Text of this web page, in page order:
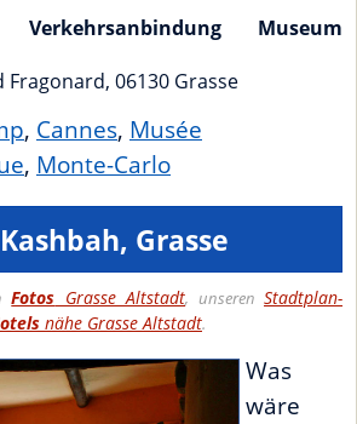
Museum
Fragonard, 06130 Grasse
, Cannes, Musée
, Monte-Carlo
Grasse
Fotos Grasse Altstadt, unserenStadtplan-
nähe Grasse Altstadt.
Was
wäre